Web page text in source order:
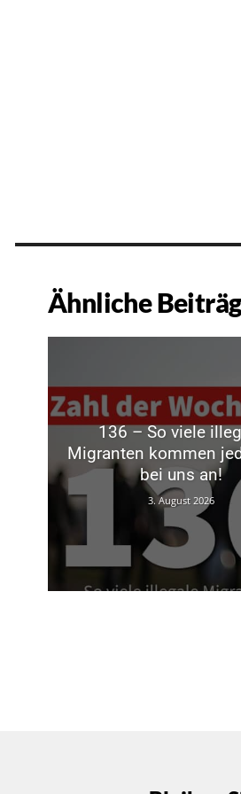
Ähnliche
136 – So viele
Migranten kommen
bei uns an!
3. August 2026